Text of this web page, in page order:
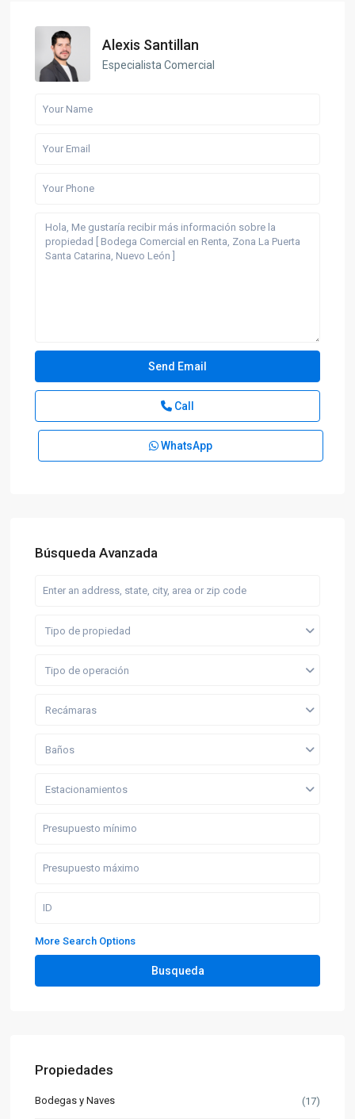
Alexis Santillan
Especialista Comercial
Call
WhatsApp
Búsqueda Avanzada
Tipo de propiedad
Tipo de operación
Recámaras
Baños
Estacionamientos
More Search Options
Busqueda
Propiedades
Bodegas y Naves (17)